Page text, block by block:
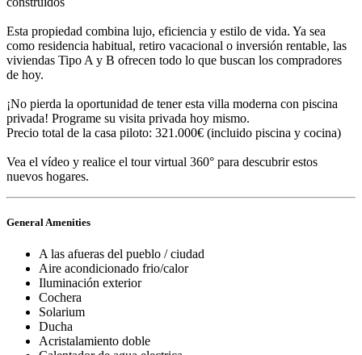
Esta propiedad combina lujo, eficiencia y estilo de vida. Ya sea
como residencia habitual, retiro vacacional o inversión rentable, las
viviendas Tipo A y B ofrecen todo lo que buscan los compradores
de hoy.
¡No pierda la oportunidad de tener esta villa moderna con piscina
privada! Programe su visita privada hoy mismo.
Precio total de la casa piloto: 321.000€ (incluido piscina y cocina)
Vea el vídeo y realice el tour virtual 360° para descubrir estos
nuevos hogares.
General Amenities
A las afueras del pueblo / ciudad
Aire acondicionado frio/calor
Iluminación exterior
Cochera
Solarium
Ducha
Acristalamiento doble